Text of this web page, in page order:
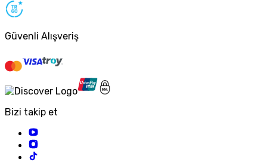
Güvenli Alışveriş
Bizi takip et